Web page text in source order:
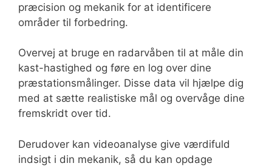
præcision og mekanik for at identificere
områder til forbedring.
Overvej at bruge en radarvåben til at måle din
kast-hastighed og føre en log over dine
præstationsmålinger. Disse data vil hjælpe dig
med at sætte realistiske mål og overvåge dine
fremskridt over tid.
Derudover kan videoanalyse give værdifuld
indsigt i din mekanik, så du kan opdage